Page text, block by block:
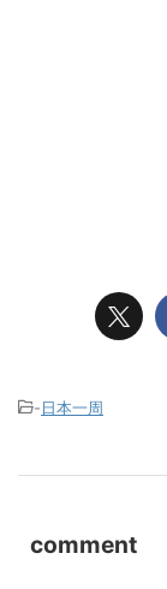
-日本一周
comment